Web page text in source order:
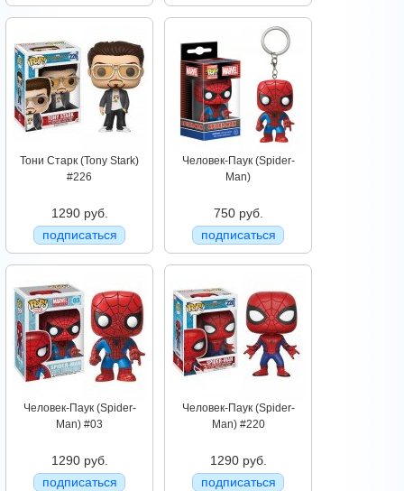
Тони Старк (Tony Stark)
#226
1290 руб.
подписаться
Человек-Паук (Spider-
Man)
750 руб.
подписаться
Человек-Паук (Spider-
Man) #03
1290 руб.
подписаться
Человек-Паук (Spider-
Man) #220
1290 руб.
подписаться